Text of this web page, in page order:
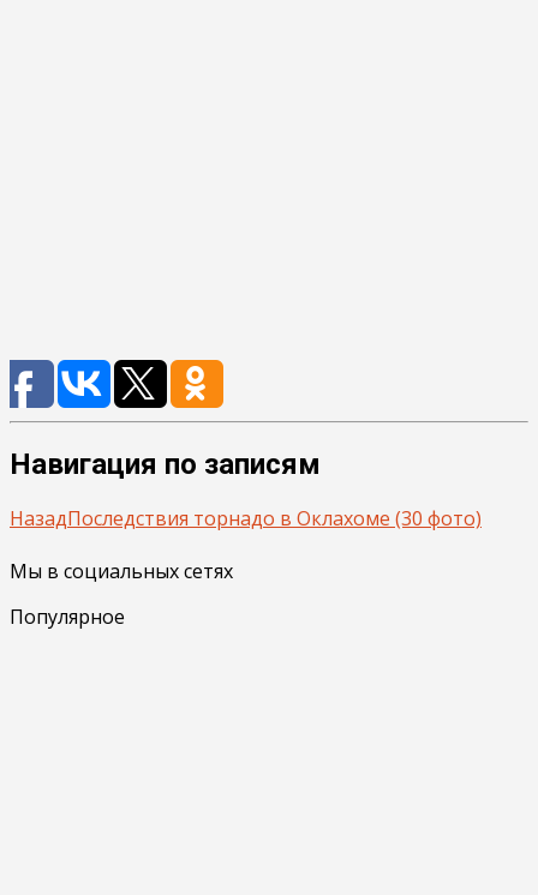
Навигация по записям
НазадПоследствия торнадо в Оклахоме (30 фото)
Мы в социальных сетях
Популярное